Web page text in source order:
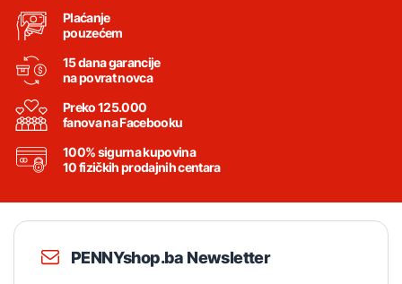
Plaćanje
pouzećem
15 dana garancije
na povrat novca
Preko 125.000
fanova na Facebooku
100% sigurna kupovina
10 fizičkih prodajnih centara
PENNYshop.ba Newsletter